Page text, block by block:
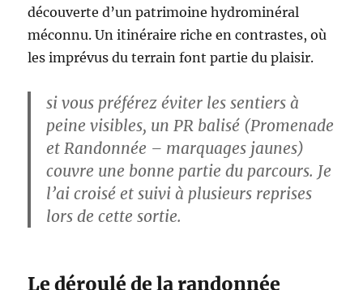
découverte d’un patrimoine hydrominéral
méconnu. Un itinéraire riche en contrastes, où
les imprévus du terrain font partie du plaisir.
si vous préférez éviter les sentiers à
peine visibles, un PR balisé (Promenade
et Randonnée – marquages jaunes)
couvre une bonne partie du parcours. Je
l’ai croisé et suivi à plusieurs reprises
lors de cette sortie.
Le déroulé de la randonnée